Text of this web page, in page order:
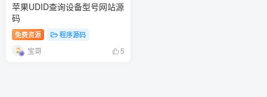
苹果UDID查询设备型号网站源
码
免费资源 程序源码
宝哥 5